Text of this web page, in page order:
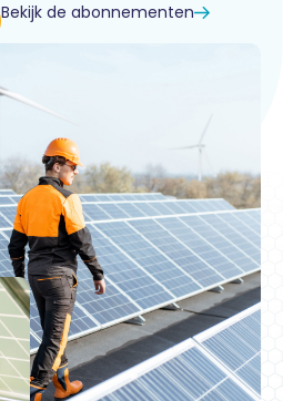
Bekijk de abonnementen